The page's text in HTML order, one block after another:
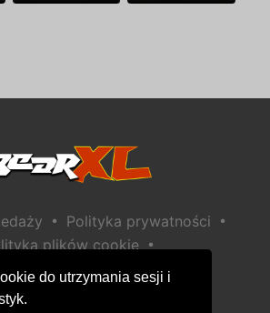
do utrzymania sesji i
• Polityka prywatności •
plików cookie •
bezpieczeństwa dzieci
Pomoc / Kontakt